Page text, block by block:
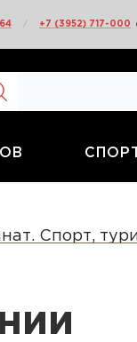
/ +7 (3952) 717-000
СПОРТ
Спорт,